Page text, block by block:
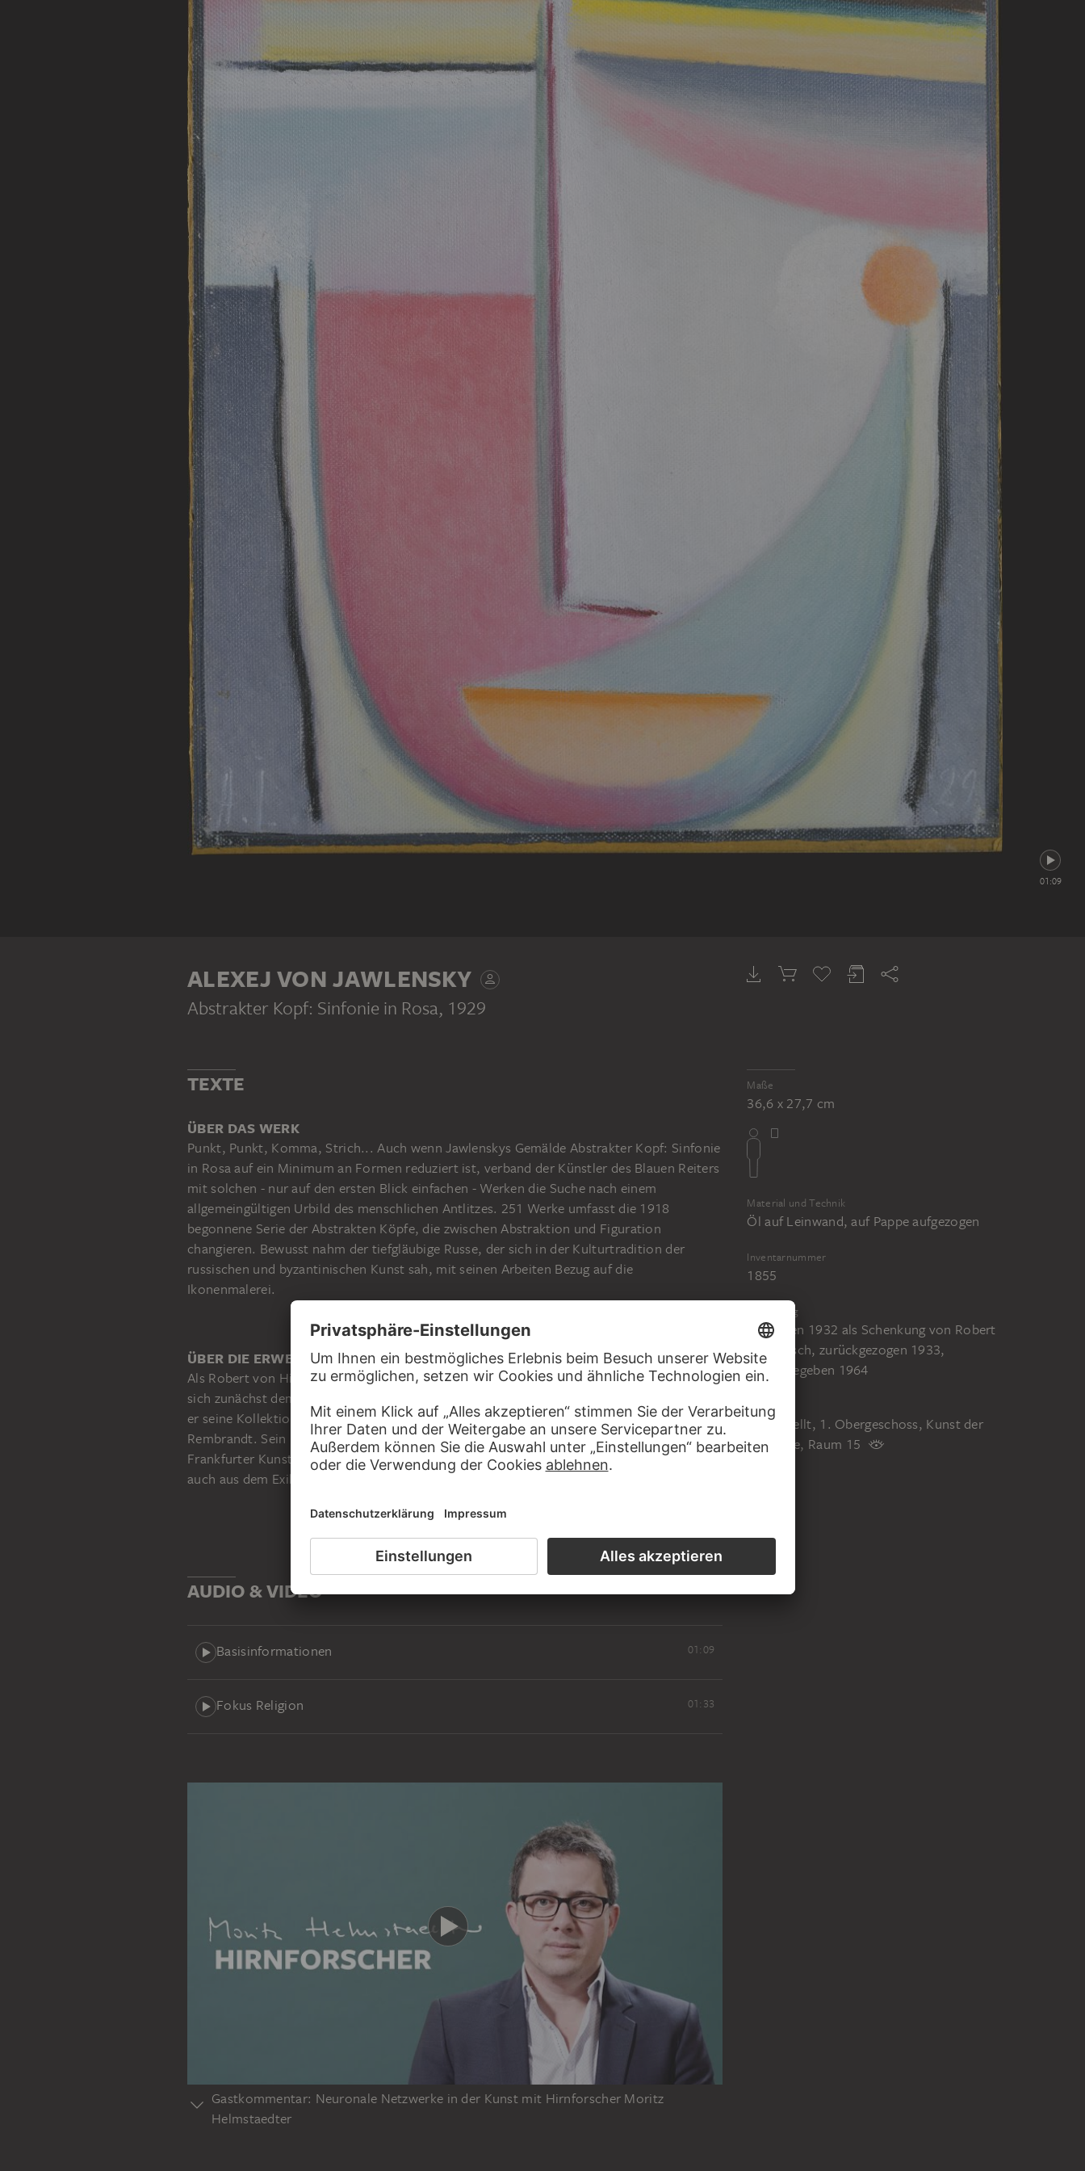
01:09
ALEXEJ VON JAWLENSKY
Abstrakter Kopf: Sinfonie in Rosa, 1929
Maße
36,6 x 27,7 cm
Material und Technik
Öl auf Leinwand, auf Pappe aufgezogen
Inventarnummer
1855
Erwerbung
Erworben 1932 als Schenkung von Robert
von Hirsch, zurückgezogen 1933,
zurückgegeben 1964
Status
Ausgestellt, 1. Obergeschoss, Kunst der
Moderne, Raum 15
TEXTE
ÜBER DAS WERK
Punkt, Punkt, Komma, Strich... Auch wenn Jawlenskys Gemälde Abstrakter Kopf: Sinfonie
in Rosa auf ein Minimum an Formen reduziert ist, verband der Künstler des Blauen Reiters
mit solchen - nur auf den ersten Blick einfachen - Werken die Suche nach einem
allgemeingültigen Urbild des menschlichen Antlitzes. 251 Werke umfasst die 1918
begonnene Serie der Abstrakten Köpfe, die zwischen Abstraktion und Figuration
changieren. Bewusst nahm der tiefgläubige Russe, der sich in der Kulturtradition der
russischen und byzantinischen Kunst sah, mit seinen Arbeiten Bezug auf die
Ikonenmalerei.
ÜBER DIE ERWERBUNG
Als Robert von Hirsch (1883-1977) mit 24 Jahren anfing, Kunst zu sammeln, wandte er
sich zunächst dem Impressionismus und der Moderne zu. In den 1920er-Jahren erweiterte
er seine Kollektion mit altmeisterlichen Werken, so von Dürer, Raffael, Rubens und
Rembrandt. Sein Haus in der Bockenheimer Landstraße war ein beliebter Treffpunkt der
Frankfurter Kunstfreunde, bis von Hirsch 1933 nach Basel emigrierte. Dem Städel blieb er
auch aus dem Exil in der Schweiz eng verbunden.
AUDIO & VIDEO
Basisinformationen 01:09
Fokus Religion 01:33
Gastkommentar: Neuronale Netzwerke in der Kunst mit Hirnforscher Moritz
Helmstaedter